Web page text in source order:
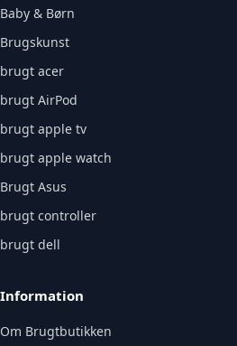
Baby & Børn
Brugskunst
brugt acer
brugt AirPod
brugt apple tv
brugt apple watch
Brugt Asus
brugt controller
brugt dell
Information
Om Brugtbutikken